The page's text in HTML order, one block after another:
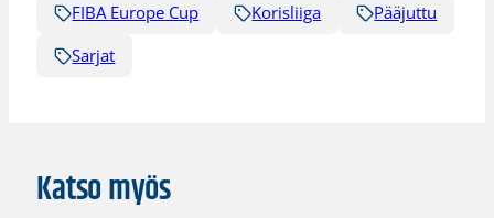
FIBA Europe Cup Korisliiga
Pääjuttu
Sarjat
Katso myös